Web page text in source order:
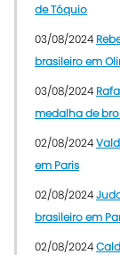
de Tóquio
03/08/2024
brasileiro em
03/08/2024
medalha de
02/08/2024
em Paris
02/08/2024
brasileiro em
02/08/2024